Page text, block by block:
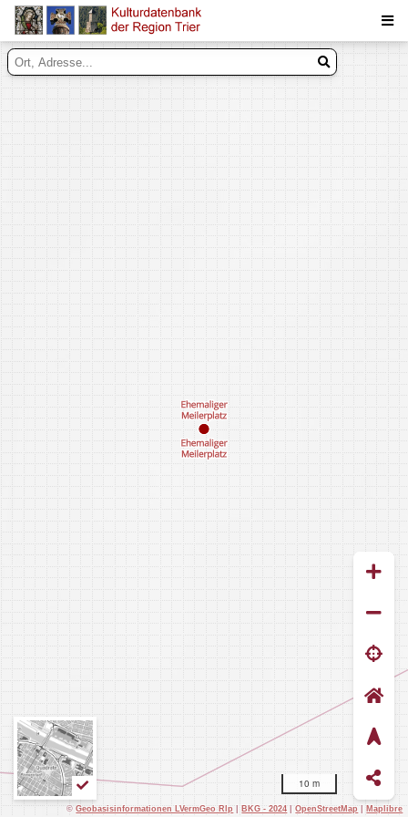
10 m
Suche
©Geobasisinformationen LVermGeo Rlp |BKG - 2024|OpenStreetMap |Maplibre